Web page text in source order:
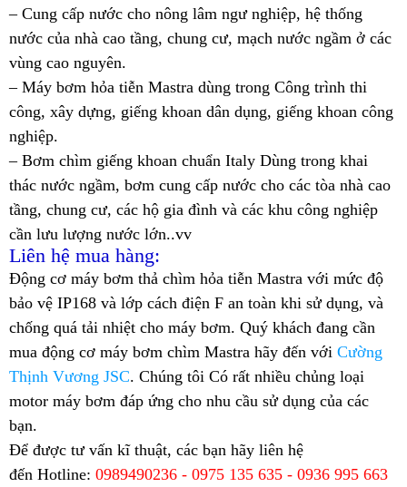
– Cung cấp nước cho nông lâm ngư nghiệp, hệ thống
nước của nhà cao tầng, chung cư, mạch nước ngầm ở các
vùng cao nguyên.
– Máy bơm hỏa tiễn Mastra dùng trong Công trình thi
công, xây dựng, giếng khoan dân dụng, giếng khoan công
nghiệp.
– Bơm chìm giếng khoan chuẩn Italy Dùng trong khai
thác nước ngầm, bơm cung cấp nước cho các tòa nhà cao
tầng, chung cư, các hộ gia đình và các khu công nghiệp
cần lưu lượng nước lớn..vv
Liên hệ mua hàng:
Động cơ máy bơm thả chìm hỏa tiễn Mastra với mức độ
bảo vệ IP168 và lớp cách điện F an toàn khi sử dụng, và
chống quá tải nhiệt cho máy bơm. Quý khách đang cần
mua động cơ máy bơm chìm Mastra hãy đến với Cường
Thịnh Vương JSC. Chúng tôi Có rất nhiều chủng loại
motor máy bơm đáp ứng cho nhu cầu sử dụng của các
bạn.
Để được tư vấn kĩ thuật, các bạn hãy liên hệ
đến Hotline: 0989490236 - 0975 135 635 - 0936 995 663